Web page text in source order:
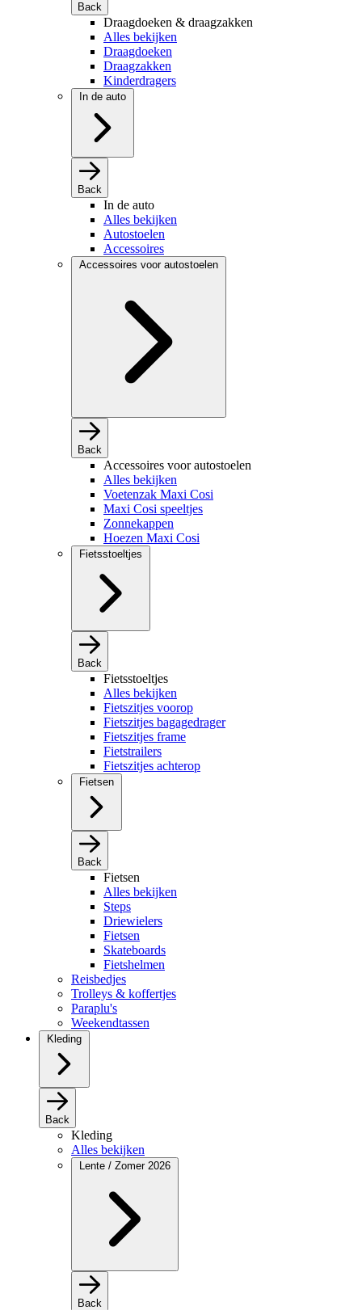
Back
Draagdoeken & draagzakken
Alles bekijken
Draagdoeken
Draagzakken
Kinderdragers
In de auto
Back
In de auto
Alles bekijken
Autostoelen
Accessoires
Accessoires voor autostoelen
Back
Accessoires voor autostoelen
Alles bekijken
Voetenzak Maxi Cosi
Maxi Cosi speeltjes
Zonnekappen
Hoezen Maxi Cosi
Fietsstoeltjes
Back
Fietsstoeltjes
Alles bekijken
Fietszitjes voorop
Fietszitjes bagagedrager
Fietszitjes frame
Fietstrailers
Fietszitjes achterop
Fietsen
Back
Fietsen
Alles bekijken
Steps
Driewielers
Fietsen
Skateboards
Fietshelmen
Reisbedjes
Trolleys & koffertjes
Paraplu's
Weekendtassen
Kleding
Back
Kleding
Alles bekijken
Lente / Zomer 2026
Back